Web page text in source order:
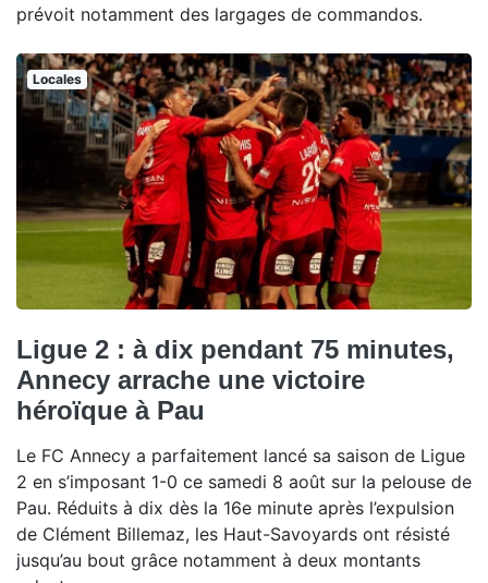
prévoit notamment des largages de commandos.
Locales
Ligue 2 : à dix pendant 75 minutes,
Annecy arrache une victoire
héroïque à Pau
Le FC Annecy a parfaitement lancé sa saison de Ligue
2 en s’imposant 1-0 ce samedi 8 août sur la pelouse de
Pau. Réduits à dix dès la 16e minute après l’expulsion
de Clément Billemaz, les Haut-Savoyards ont résisté
jusqu’au bout grâce notamment à deux montants